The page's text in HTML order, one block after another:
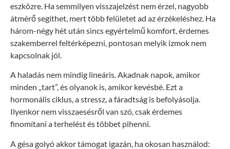
eszközre. Ha semmilyen visszajelzést nem érzel, nagyobb
átmérő segíthet, mert több felületet ad az érzékeléshez. Ha
három-négy hét után sincs egyértelmű komfort, érdemes
szakemberrel feltérképezni, pontosan melyik izmok nem
kapcsolnak jól.
A haladás nem mindig lineáris. Akadnak napok, amikor
minden „tart”, és olyanok is, amikor kevésbé. Ezt a
hormonális ciklus, a stressz, a fáradtság is befolyásolja.
Ilyenkor nem visszaesésről van szó, csak érdemes
finomítani a terhelést és többet pihenni.
A gésa golyó akkor támogat igazán, ha okosan használod: